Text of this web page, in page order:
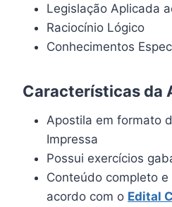
Legislação Aplicada
Raciocínio Lógico
Conhecimentos
Características da
Apostila em formato
Impressa
Possui exercícios
Conteúdo completo
acordo com o Edital